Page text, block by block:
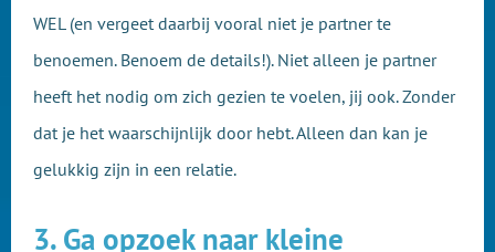
WEL (en vergeet daarbij vooral niet je partner te
benoemen. Benoem de details!). Niet alleen je partner
heeft het nodig om zich gezien te voelen, jij ook. Zonder
dat je het waarschijnlijk door hebt. Alleen dan kan je
gelukkig zijn in een relatie.
3. Ga opzoek naar kleine